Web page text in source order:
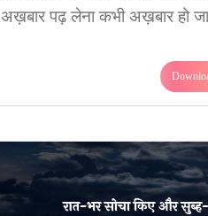
अख़बार पढ़ लेना कभी अख़बार हो